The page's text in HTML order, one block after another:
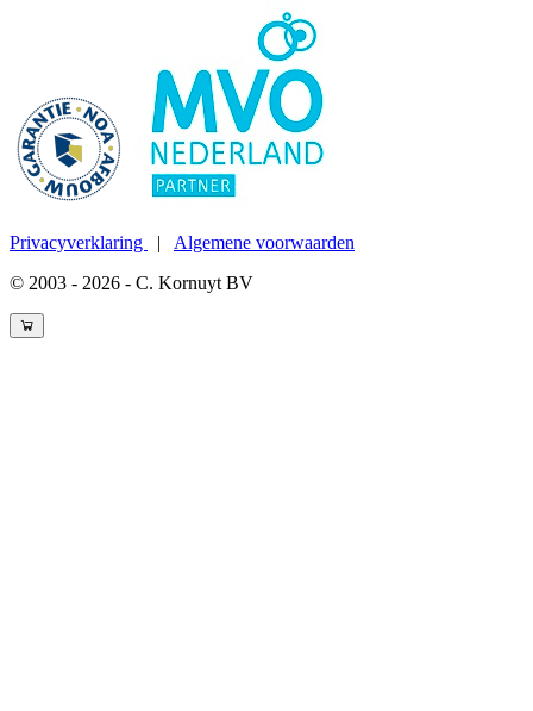
Privacyverklaring | Algemene voorwaarden
© 2003 - 2026 - C. Kornuyt BV